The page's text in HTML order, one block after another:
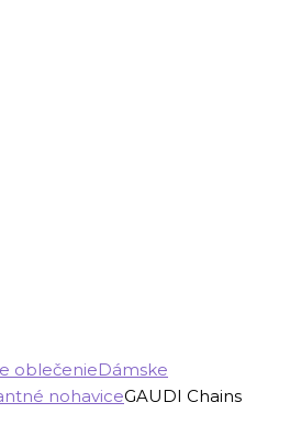
oblečenieDámske
nohaviceGAUDI Chains